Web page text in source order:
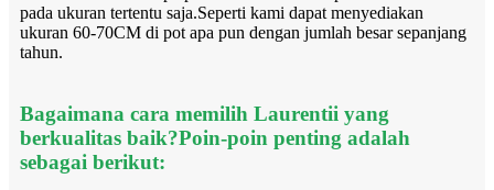
pada ukuran tertentu saja.Seperti kami dapat menyediakan
ukuran 60-70CM di pot apa pun dengan jumlah besar sepanjang
tahun.
Bagaimana cara memilih Laurentii yang
berkualitas baik?Poin-poin penting adalah
sebagai berikut: